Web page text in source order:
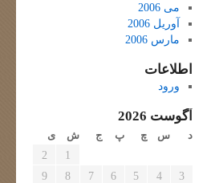
می 2006
آوریل 2006
مارس 2006
اطلاعات
ورود
آگوست 2026
د س چ پ ج ش ی
1
2
3
4
5
6
7
8
9